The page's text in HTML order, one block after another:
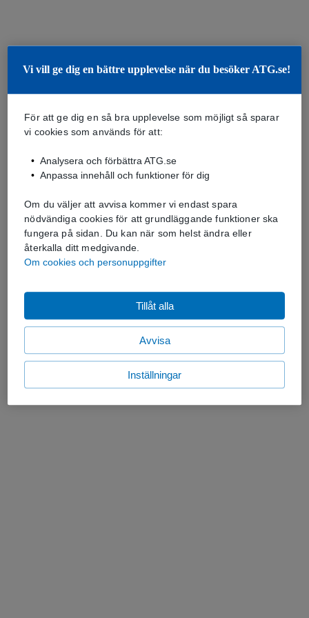
Vi vill ge dig en bättre upplevelse när du besöker ATG.se!
För att ge dig en så bra upplevelse som möjligt så sparar
vi cookies som används för att:
Analysera och förbättra ATG.se
Anpassa innehåll och funktioner för dig
Om du väljer att avvisa kommer vi endast spara
nödvändiga cookies för att grundläggande funktioner ska
fungera på sidan. Du kan när som helst ändra eller
återkalla ditt medgivande.
Om cookies och personuppgifter
Avvisa
Tillåt alla
Inställningar